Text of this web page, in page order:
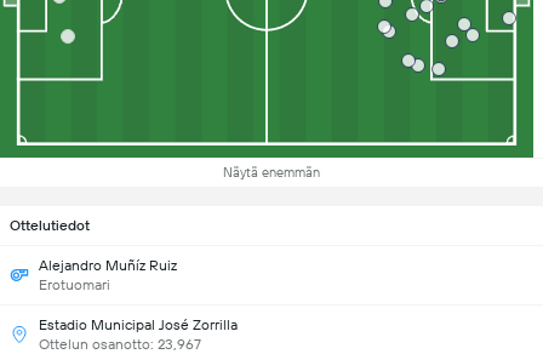
Näytä enemmän
Ottelutiedot
Alejandro Muñíz Ruiz
Erotuomari
Estadio Municipal José Zorrilla
Ottelun osanotto: 23,967